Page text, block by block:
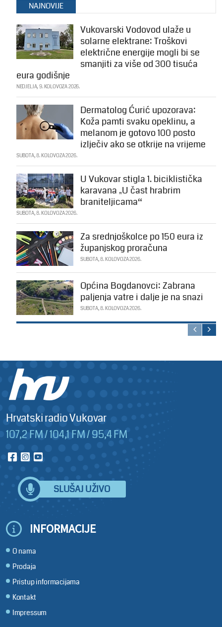
NAJNOVIJE
Vukovarski Vodovod ulaže u
solarne elektrane: Troškovi
električne energije mogli bi se
smanjiti za više od 300 tisuća
eura godišnje
NEDJELJA, 9. KOLOVOZA 2026.
Dermatolog Ćurić upozorava:
Koža pamti svaku opeklinu, a
melanom je gotovo 100 posto
izlječiv ako se otkrije na vrijeme
SUBOTA, 8. KOLOVOZA 2026.
U Vukovar stigla 1. biciklistička
karavana „U čast hrabrim
braniteljicama“
SUBOTA, 8. KOLOVOZA 2026.
Za srednjoškolce po 150 eura iz
županjskog proračuna
SUBOTA, 8. KOLOVOZA 2026.
Općina Bogdanovci: Zabrana
paljenja vatre i dalje je na snazi
SUBOTA, 8. KOLOVOZA 2026.
Hrvatski radio Vukovar
107,2 FM / 104,1 FM / 95,4 FM
SLUŠAJ UŽIVO
INFORMACIJE
O nama
Prodaja
Pristup informacijama
Kontakt
Impressum